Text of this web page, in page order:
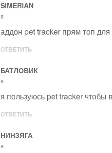
SIMERIAN
в
аддон pet tracker прям топ
ОТВЕТИТЬ
БАТЛОВИК
в
я пользуюсь pet tracker
ОТВЕТИТЬ
НИНЗЯГА
в